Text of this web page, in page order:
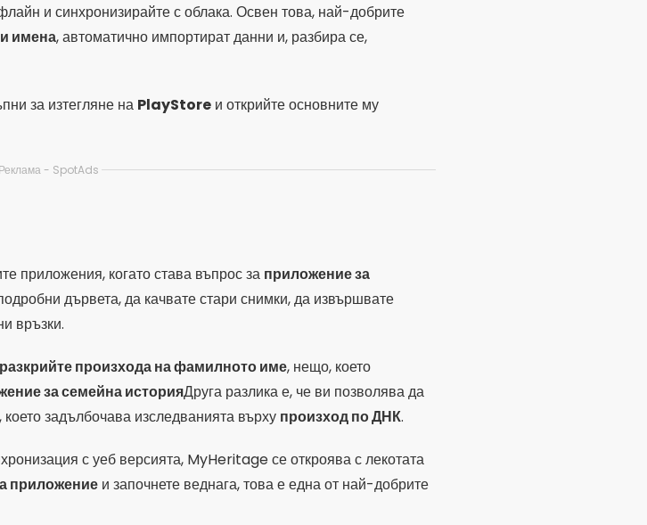
и синхронизирайте с облака. Освен това, най-добрите
имена, автоматично импортират данни и, разбира се,
за изтегляне на PlayStore и открийте основните му
Реклама - SpotAds
приложения, когато става въпрос за приложение за
дървета, да качвате стари снимки, да извършвате
връзки.
разкрийте произхода на фамилното име, нещо, което
за семейна историяДруга разлика е, че ви позволява да
задълбочава изследванията върху произход по ДНК.
с уеб версията, MyHeritage се откроява с лекотата
приложение и започнете веднага, това е една от най-добрите